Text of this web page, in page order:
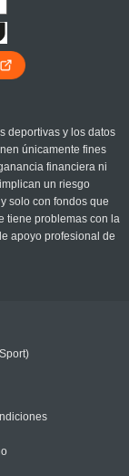
deportivas y los datos
únicamente fines
financiera ni
un riesgo
solo con fondos que
tiene problemas con la
apoyo profesional de